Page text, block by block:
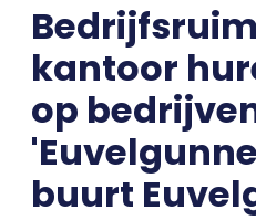
kantoor
op
buurt